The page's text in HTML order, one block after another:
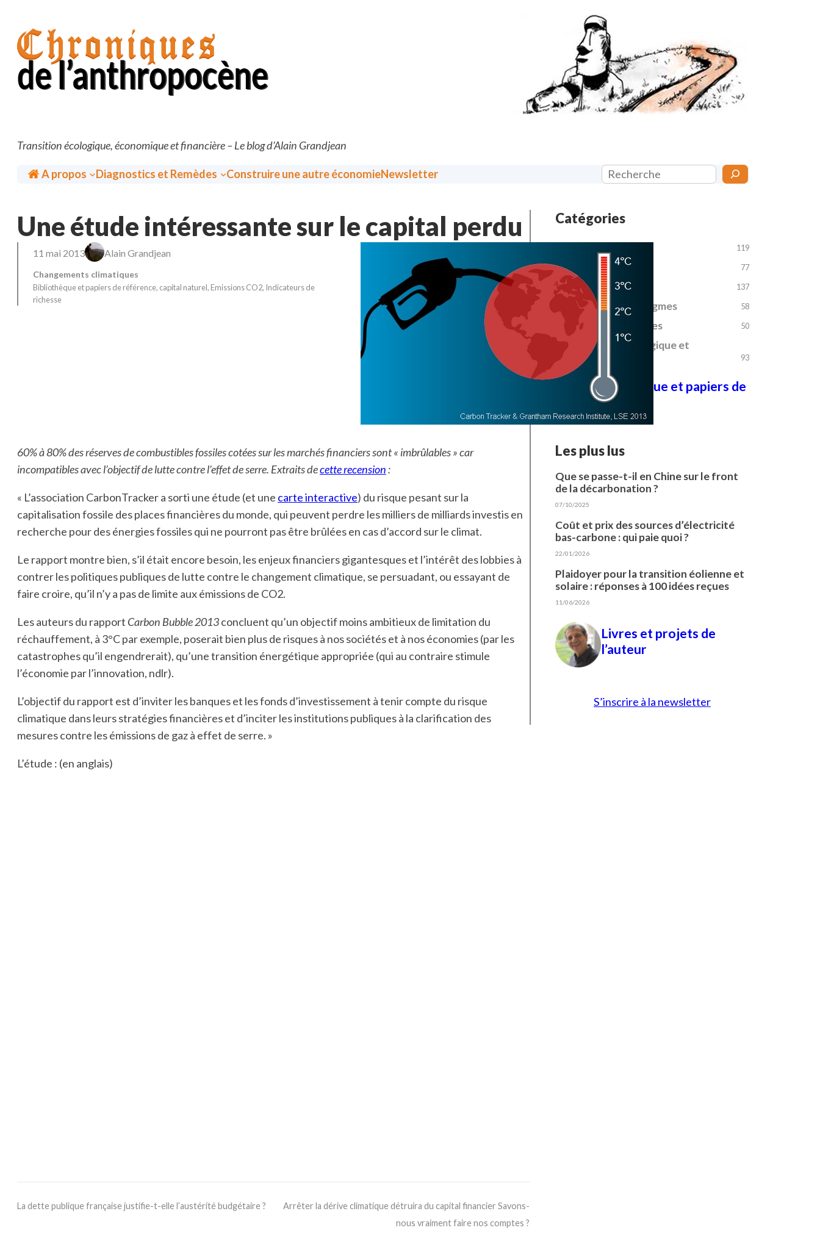
contenu
Transition écologique, économique et financière – Le blog d’Alain Grandjean
Accueil
A propos Diagnostics et Remèdes Construire une autre économieNewsletter Rechercher
Une étude intéressante sur le capital perdu
11 mai 2013 Alain Grandjean
Changements climatiques
Bibliothèque et papiers de référence, capital naturel, Emissions CO2, Indicateurs de
richesse
60% à 80% des réserves de combustibles fossiles cotées sur les marchés financiers sont « imbrûlables » car
incompatibles avec l’objectif de lutte contre l’effet de serre. Extraits decette recension:
« L’association CarbonTracker a sorti une étude (et une carte interactive) du risque pesant sur la
capitalisation fossile des places financières du monde, qui peuvent perdre les milliers de milliards investis en
recherche pour des énergies fossiles qui ne pourront pas être brûlées en cas d’accord sur le climat.
Le rapport montre bien, s’il était encore besoin, les enjeux financiers gigantesques et l’intérêt des lobbies à
contrer les politiques publiques de lutte contre le changement climatique, se persuadant, ou essayant de
faire croire, qu’il n’y a pas de limite aux émissions de CO2.
Les auteurs du rapport Carbon Bubble 2013concluent qu’un objectif moins ambitieux de limitation du
réchauffement, à 3°C par exemple, poserait bien plus de risques à nos sociétés et à nos économies (par les
catastrophes qu’il engendrerait), qu’une transition énergétique appropriée (qui au contraire stimule
l’économie par l’innovation, ndlr).
L’objectif du rapport est d’inviter les banques et les fonds d’investissement à tenir compte du risque
climatique dans leurs stratégies financières et d’inciter les institutions publiques à la clarification des
mesures contre les émissions de gaz à effet de serre. »
L’étude : (en anglais)
La dette publique française justifie-t-elle l’austérité budgétaire ?
Arrêter la dérive climatique détruira du capital financier Savons-
nous vraiment faire nos comptes ?
Catégories
119
+ Economie 77
+ Finance 137
La chasse aux Dogmes 58
Le temps des crises 50
Transition écologique et
énergétique
93
Bibliothèque et papiers de
référence
Les plus lus
Que se passe-t-il en Chine sur le front
de la décarbonation ?
07/10/2025
Coût et prix des sources d’électricité
bas-carbone : qui paie quoi ?
22/01/2026
Plaidoyer pour la transition éolienne et
solaire : réponses à 100 idées reçues
11/06/2026
Livres et projets de
l’auteur
S’inscrire à la newsletter